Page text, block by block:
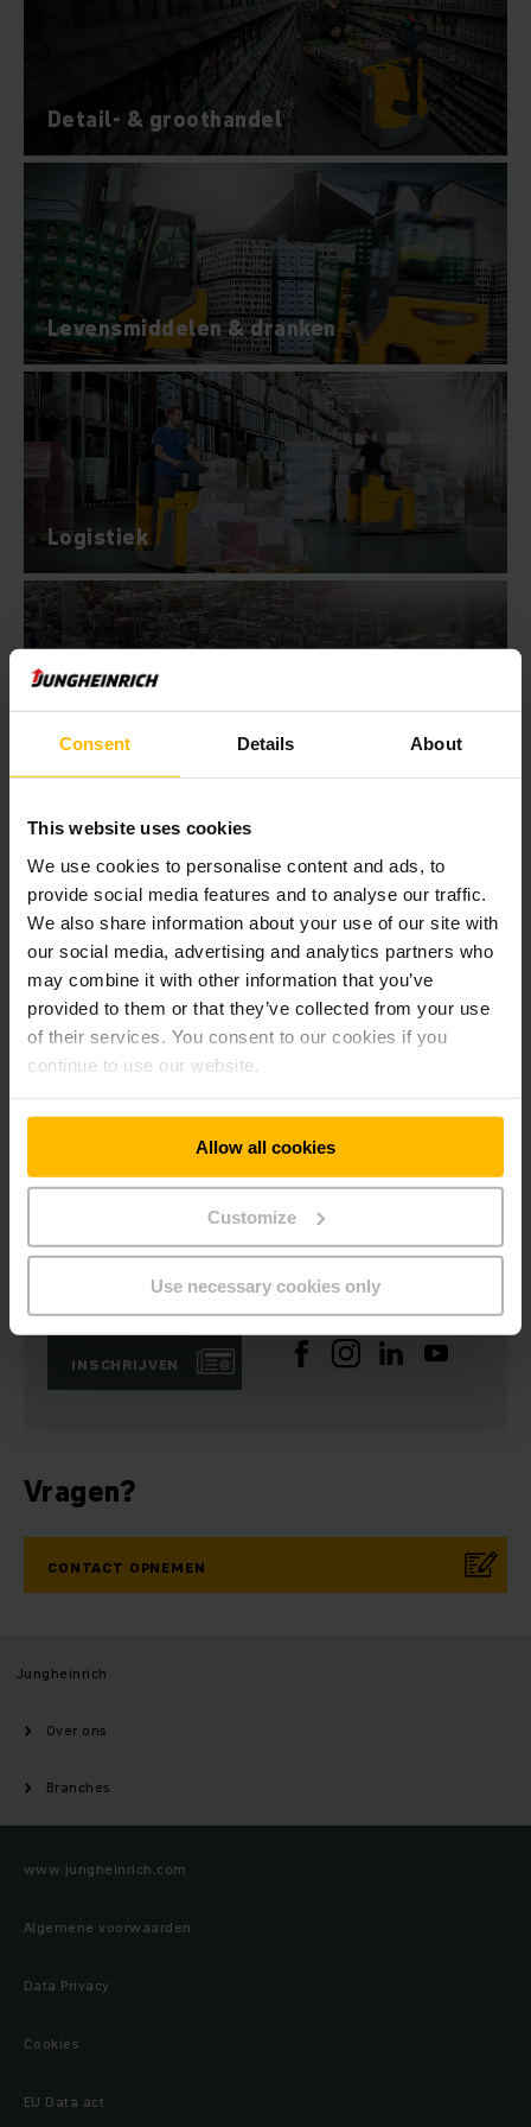
Consent Details About
This website uses cookies
We use cookies to personalise content and ads, to
provide social media features and to analyse our traffic.
We also share information about your use of our site with
our social media, advertising and analytics partners who
may combine it with other information that you’ve
provided to them or that they’ve collected from your use
of their services. You consent to our cookies if you
continue to use our website.
Allow all cookies
Customize
Use necessary cookies only
Detail- & groothandel
Levensmiddelen & dranken
Logistiek
Metaalverwerking,
industrie & machinebouw
Chemie & farma
Nieuwsbrief
INSCHRIJVEN
Sociale media
Vragen?
CONTACT OPNEMEN
Jungheinrich
Over ons
Branches
www.jungheinrich.com
Algemene voorwaarden
Data Privacy
Cookies
EU Data act